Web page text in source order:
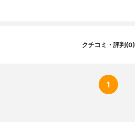
クチコミ・評判(0)
1